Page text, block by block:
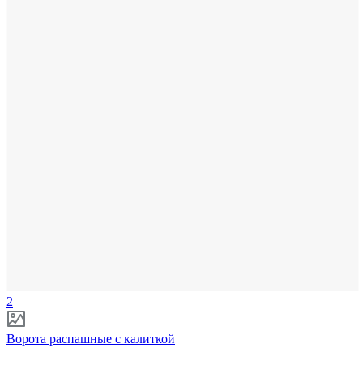
2
Ворота распашные с калиткой